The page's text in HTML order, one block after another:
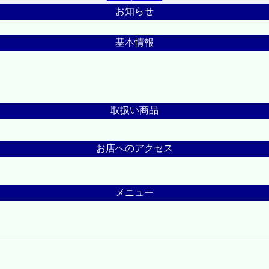
お知らせ
基本情報
取扱い商品
お店へのアクセス
メニュー